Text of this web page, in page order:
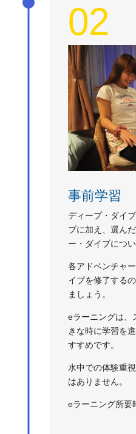
02
事前学習
ディープ・ダイ
ブに加え、選ん
ー・ダイブにつ
各アドベンチャ
イブを修了する
ましょう。
eラーニングは、
きな時に学習を
すすめです。
水中での体験重
はありません。
eラーニング所要